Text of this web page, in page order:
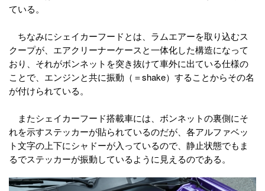
ている。
ちなみにシェイカーフードとは、ラムエアーを取り込むス
クープが、エアクリーナーケースと一体化した構造になって
おり、それがボンネットを突き抜けて車外に出ている仕様の
ことで、エンジンと共に振動（＝shake）することからその名
が付けられている。
またシェイカーフード搭載車には、ボンネットの裏側にそ
れを示すステッカーが貼られているのだが、各アルファベッ
ト文字の上下にシャドーが入っているので、静止状態でもま
るでステッカーが振動しているように見えるのである。